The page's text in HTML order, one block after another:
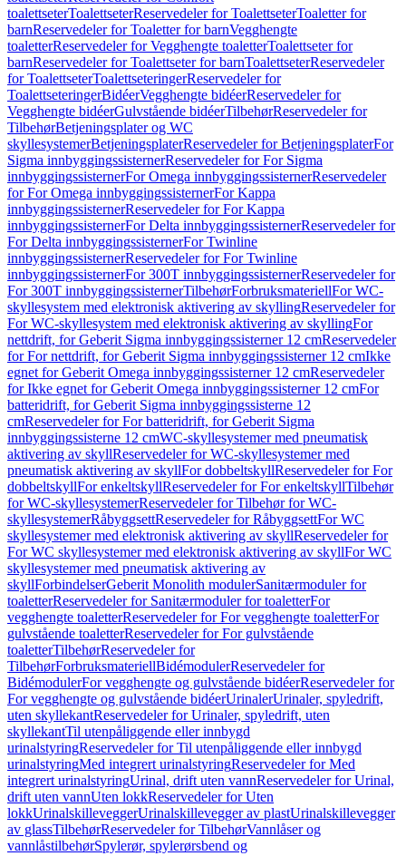
toalettseterToalettseterReservedeler for ToalettseterToaletter for
barnReservedeler for Toaletter for barnVegghengte
toaletterReservedeler for Vegghengte toaletterToalettseter for
barnReservedeler for Toalettseter for barnToalettseterReservedeler
for ToalettseterToalettseteringerReservedeler for
ToalettseteringerBidéerVegghengte bidéerReservedeler for
Vegghengte bidéerGulvstående bidéerTilbehørReservedeler for
TilbehørBetjeningsplater og WC
skyllesystemerBetjeningsplaterReservedeler for BetjeningsplaterFor
Sigma innbyggingssisternerReservedeler for For Sigma
innbyggingssisternerFor Omega innbyggingssisternerReservedeler
for For Omega innbyggingssisternerFor Kappa
innbyggingssisternerReservedeler for For Kappa
innbyggingssisternerFor Delta innbyggingssisternerReservedeler for
For Delta innbyggingssisternerFor Twinline
innbyggingssisternerReservedeler for For Twinline
innbyggingssisternerFor 300T innbyggingssisternerReservedeler for
For 300T innbyggingssisternerTilbehørForbruksmateriellFor WC-
skyllesystem med elektronisk aktivering av skyllingReservedeler for
For WC-skyllesystem med elektronisk aktivering av skyllingFor
nettdrift, for Geberit Sigma innbyggingssisterner 12 cmReservedeler
for For nettdrift, for Geberit Sigma innbyggingssisterner 12 cmIkke
egnet for Geberit Omega innbyggingssisterner 12 cmReservedeler
for Ikke egnet for Geberit Omega innbyggingssisterner 12 cmFor
batteridrift, for Geberit Sigma innbyggingssisterne 12
cmReservedeler for For batteridrift, for Geberit Sigma
innbyggingssisterne 12 cmWC-skyllesystemer med pneumatisk
aktivering av skyllReservedeler for WC-skyllesystemer med
pneumatisk aktivering av skyllFor dobbeltskyllReservedeler for For
dobbeltskyllFor enkeltskyllReservedeler for For enkeltskyllTilbehør
for WC-skyllesystemerReservedeler for Tilbehør for WC-
skyllesystemerRåbyggsettReservedeler for RåbyggsettFor WC
skyllesystemer med elektronisk aktivering av skyllReservedeler for
For WC skyllesystemer med elektronisk aktivering av skyllFor WC
skyllesystemer med pneumatisk aktivering av
skyllForbindelserGeberit Monolith modulerSanitærmoduler for
toaletterReservedeler for Sanitærmoduler for toaletterFor
vegghengte toaletterReservedeler for For vegghengte toaletterFor
gulvstående toaletterReservedeler for For gulvstående
toaletterTilbehørReservedeler for
TilbehørForbruksmateriellBidémodulerReservedeler for
BidémodulerFor vegghengte og gulvstående bidéerReservedeler for
For vegghengte og gulvstående bidéerUrinalerUrinaler, spyledrift,
uten skyllekantReservedeler for Urinaler, spyledrift, uten
skyllekantTil utenpåliggende eller innbygd
urinalstyringReservedeler for Til utenpåliggende eller innbygd
urinalstyringMed integrert urinalstyringReservedeler for Med
integrert urinalstyringUrinal, drift uten vannReservedeler for Urinal,
drift uten vannUten lokkReservedeler for Uten
lokkUrinalskilleveggerUrinalskillevegger av plastUrinalskillevegger
av glassTilbehørReservedeler for TilbehørVannlåser og
vannlåstilbehørSpylerør, spylerørsbend og